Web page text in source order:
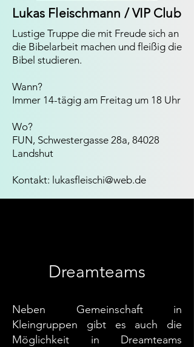
Lukas Fleischmann / VIP Club
Lustige Truppe die mit Freude sich an
die Bibelarbeit machen und fleißig die
Bibel studieren.
Wann?
Immer 14-tägig am Freitag um 18 Uhr
Wo?
FUN, Schwestergasse 28a, 84028
Landshut
Kontakt: lukasfleischi@web.de
Dreamteams
Neben Gemeinschaft in
Kleingruppen gibt es auch die
Möglichkeit in Dreamteams